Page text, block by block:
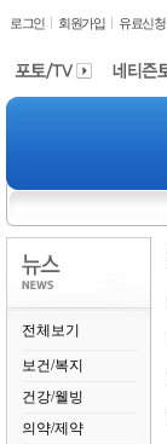
로그인 회원가입 유료신청
전체보기
보건/복지
건강/웰빙
의약/제약